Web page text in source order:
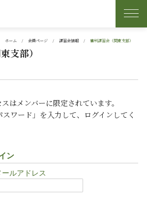
ホーム 会員ページ 講習会情報 審判講習会（関東支部）
支部）
はメンバーに限定されています。
スワード」を入力して、ログインしてく
ン
ルアドレス